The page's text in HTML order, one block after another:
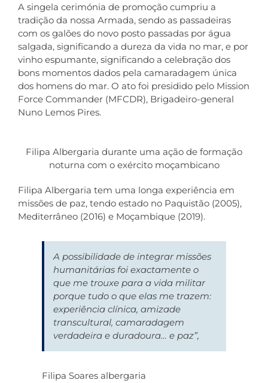
A singela cerimónia de promoção cumpriu a
tradição da nossa Armada, sendo as passadeiras
com os galões do novo posto passadas por água
salgada, significando a dureza da vida no mar, e por
vinho espumante, significando a celebração dos
bons momentos dados pela camaradagem única
dos homens do mar. O ato foi presidido pelo Mission
Force Commander (MFCDR), Brigadeiro-general
Nuno Lemos Pires.
Filipa Albergaria durante uma ação de formação
noturna com o exército moçambicano
Filipa Albergaria tem uma longa experiência em
missões de paz, tendo estado no Paquistão (2005),
Mediterrâneo (2016) e Moçambique (2019).
A possibilidade de integrar missões
humanitárias foi exactamente o
que me trouxe para a vida militar
porque tudo o que elas me trazem:
experiência clínica, amizade
transcultural, camaradagem
verdadeira e duradoura… e paz”,
Filipa Soares albergaria